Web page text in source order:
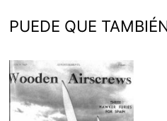
PUEDE QUE